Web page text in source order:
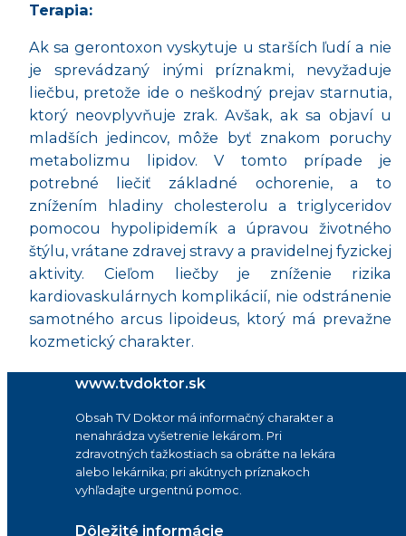
Terapia:
Ak sa gerontoxon vyskytuje u starších ľudí a nie
je sprevádzaný inými príznakmi, nevyžaduje
liečbu, pretože ide o neškodný prejav starnutia,
ktorý neovplyvňuje zrak. Avšak, ak sa objaví u
mladších jedincov, môže byť znakom poruchy
metabolizmu lipidov. V tomto prípade je
potrebné liečiť základné ochorenie, a to
znížením hladiny cholesterolu a triglyceridov
pomocou hypolipidemík a úpravou životného
štýlu, vrátane zdravej stravy a pravidelnej fyzickej
aktivity. Cieľom liečby je zníženie rizika
kardiovaskulárnych komplikácií, nie odstránenie
samotného arcus lipoideus, ktorý má prevažne
kozmetický charakter.
www.tvdoktor.sk
Obsah TV Doktor má informačný charakter a
nenahrádza vyšetrenie lekárom. Pri
zdravotných ťažkostiach sa obráťte na lekára
alebo lekárnika; pri akútnych príznakoch
vyhľadajte urgentnú pomoc.
Dôležité informácie